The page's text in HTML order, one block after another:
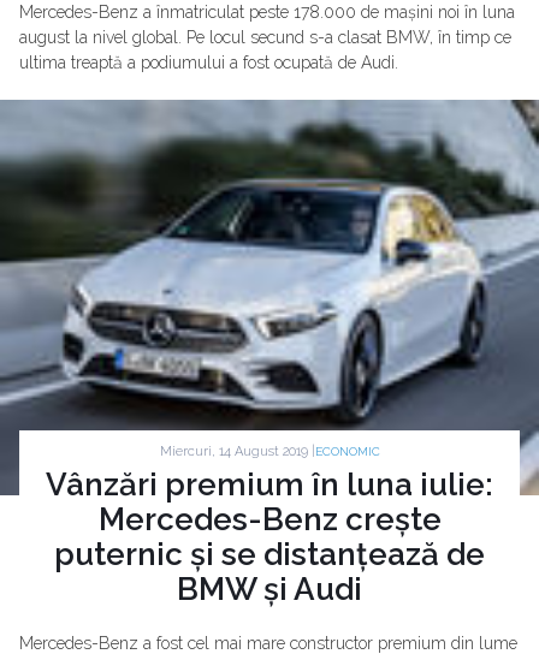
Mercedes-Benz a înmatriculat peste 178.000 de mașini noi în luna
august la nivel global. Pe locul secund s-a clasat BMW, în timp ce
ultima treaptă a podiumului a fost ocupată de Audi.
Miercuri, 14 August 2019 | ECONOMIC
Vânzări premium în luna iulie:
Mercedes-Benz crește
puternic și se distanțează de
BMW și Audi
Mercedes-Benz a fost cel mai mare constructor premium din lume